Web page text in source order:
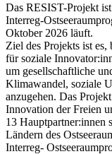
Das RESIST-Projekt
Interreg-
Oktober 2026 läuft.
Ziel des Projekts ist es,
fürsoziale
um gesellschaftliche
Klimawandel, soziale
anzugehen. Das
Innovation der Freien
13 Hauptpartner:innen
Ländern des
Interreg-